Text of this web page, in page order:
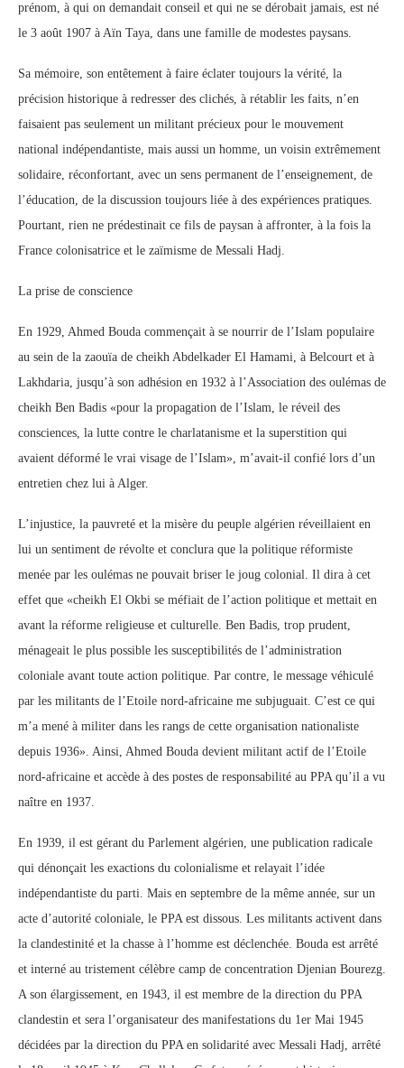
prénom, à qui on demandait conseil et qui ne se dérobait jamais, est né
le 3 août 1907 à Aïn Taya, dans une famille de modestes paysans.
Sa mémoire, son entêtement à faire éclater toujours la vérité, la
précision historique à redresser des clichés, à rétablir les faits, n’en
faisaient pas seulement un militant précieux pour le mouvement
national indépendantiste, mais aussi un homme, un voisin extrêmement
solidaire, réconfortant, avec un sens permanent de l’enseignement, de
l’éducation, de la discussion toujours liée à des expériences pratiques.
Pourtant, rien ne prédestinait ce fils de paysan à affronter, à la fois la
France colonisatrice et le zaïmisme de Messali Hadj.
La prise de conscience
En 1929, Ahmed Bouda commençait à se nourrir de l’Islam populaire
au sein de la zaouïa de cheikh Abdelkader El Hamami, à Belcourt et à
Lakhdaria, jusqu’à son adhésion en 1932 à l’Association des oulémas de
cheikh Ben Badis «pour la propagation de l’Islam, le réveil des
consciences, la lutte contre le charlatanisme et la superstition qui
avaient déformé le vrai visage de l’Islam», m’avait-il confié lors d’un
entretien chez lui à Alger.
L’injustice, la pauvreté et la misère du peuple algérien réveillaient en
lui un sentiment de révolte et conclura que la politique réformiste
menée par les oulémas ne pouvait briser le joug colonial. Il dira à cet
effet que «cheikh El Okbi se méfiait de l’action politique et mettait en
avant la réforme religieuse et culturelle. Ben Badis, trop prudent,
ménageait le plus possible les susceptibilités de l’administration
coloniale avant toute action politique. Par contre, le message véhiculé
par les militants de l’Etoile nord-africaine me subjuguait. C’est ce qui
m’a mené à militer dans les rangs de cette organisation nationaliste
depuis 1936». Ainsi, Ahmed Bouda devient militant actif de l’Etoile
nord-africaine et accède à des postes de responsabilité au PPA qu’il a vu
naître en 1937.
En 1939, il est gérant du Parlement algérien, une publication radicale
qui dénonçait les exactions du colonialisme et relayait l’idée
indépendantiste du parti. Mais en septembre de la même année, sur un
acte d’autorité coloniale, le PPA est dissous. Les militants activent dans
la clandestinité et la chasse à l’homme est déclenchée. Bouda est arrêté
et interné au tristement célèbre camp de concentration Djenian Bourezg.
A son élargissement, en 1943, il est membre de la direction du PPA
clandestin et sera l’organisateur des manifestations du 1er Mai 1945
décidées par la direction du PPA en solidarité avec Messali Hadj, arrêté